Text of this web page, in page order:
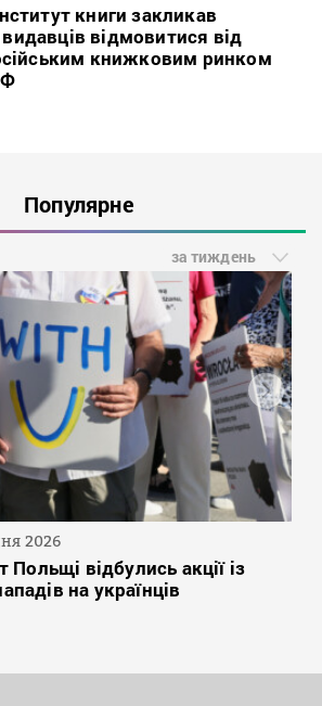
книги закликав
відмовитися від
книжковим ринком
Популярне
за тиждень
2026
Польщі відбулись акції із
на українців